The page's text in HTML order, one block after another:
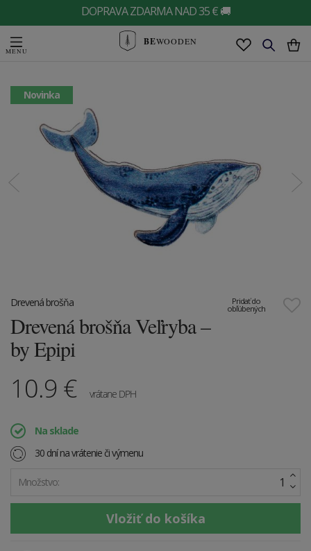
DOPRAVA ZDARMA NAD 35 € 🚚
BEWOODEN
Novinka
Pridať do
obľúbených
Drevená brošňa
Drevená brošňa Veľryba –
by Epipi
10.9 € vrátane DPH
Na sklade
30 dní na vrátenie či výmenu
Množstvo: